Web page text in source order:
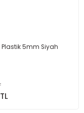
5mm Siyah